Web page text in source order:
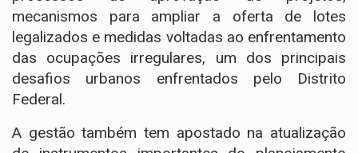
mecanismos para ampliar a oferta de lotes
legalizados e medidas voltadas ao enfrentamento
das ocupações irregulares, um dos principais
desafios urbanos enfrentados pelo Distrito
Federal.
A gestão também tem apostado na atualização